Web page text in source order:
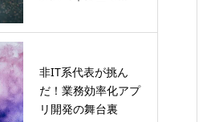
非IT系代表が挑ん
だ！業務効率化アプ
リ開発の舞台裏